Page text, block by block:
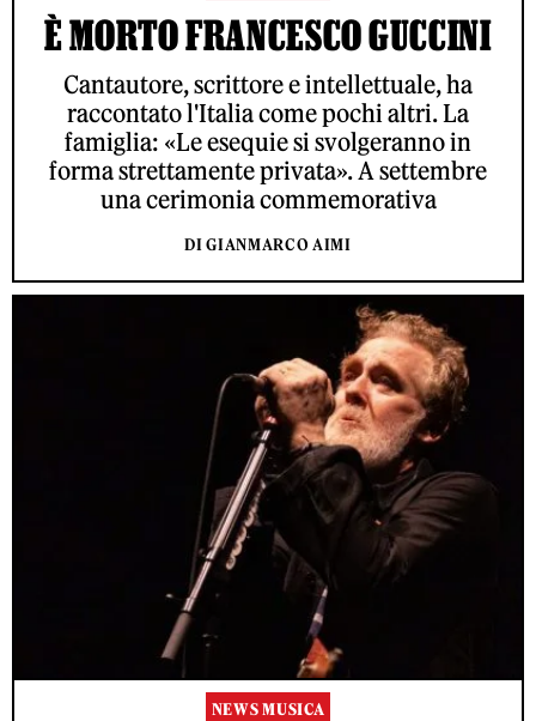
È MORTO FRANCESCO GUCCINI
Cantautore, scrittore e intellettuale, ha
raccontato l'Italia come pochi altri. La
famiglia: «Le esequie si svolgeranno in
forma strettamente privata». A settembre
una cerimonia commemorativa
DI GIANMARCO AIMI
NEWS MUSICA